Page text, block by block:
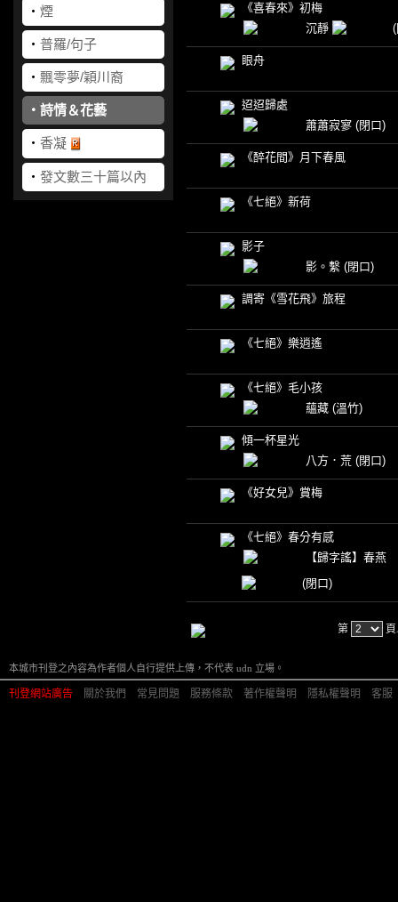
‧ 煙
‧ 普羅/句子
‧ 飄零夢/穎川裔
‧ 詩情＆花藝
‧ 香凝
‧ 發文數三十篇以內
《喜春來》初梅
沉靜
眼舟
迢迢歸處
蕭蕭寂寥 (閉口)
《醉花間》月下春風
《七絕》新荷
影子
影。繫 (閉口)
調寄《雪花飛》旅程
《七絕》樂逍遙
《七絕》毛小孩
蘊藏 (溫竹)
傾一杯星光
八方．荒 (閉口)
《好女兒》賞梅
《七絕》春分有感
【歸字謠】春燕
(閉口)
第
本城市刊登之內容為作者個人自行提供上傳，不代表 udn 立場。
刊登網站廣告 關於我們 常見問題 服務條款 著作權聲明 隱私權聲明 客服